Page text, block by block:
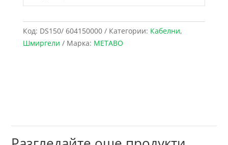
Код: DS150/ 604150000 Категории: Кабелни,
Шмиргели
Марка: METABO